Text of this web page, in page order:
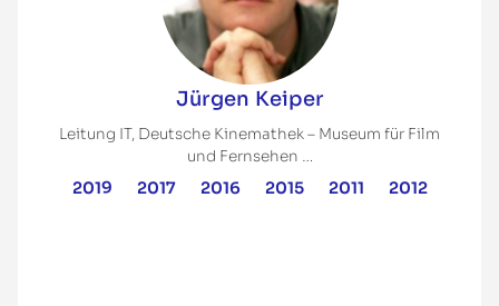
Jürgen Keiper
Leitung IT, Deutsche Kinemathek – Museum für Film
und Fernsehen …
2019 2017 2016 2015 2011 2012